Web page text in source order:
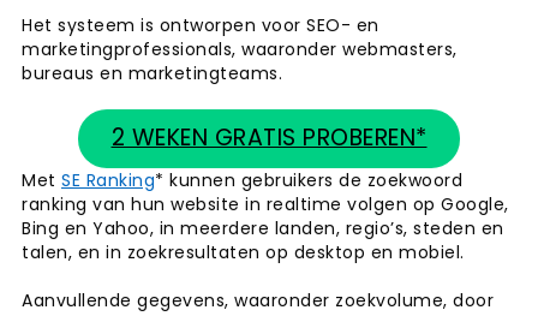
Het systeem is ontworpen voor SEO- en
marketingprofessionals, waaronder webmasters,
bureaus en marketingteams.
2 WEKEN GRATIS PROBEREN*
Met SE Ranking* kunnen gebruikers de zoekwoord
ranking van hun website in realtime volgen op Google,
Bing en Yahoo, in meerdere landen, regio’s, steden en
talen, en in zoekresultaten op desktop en mobiel.
Aanvullende gegevens, waaronder zoekvolume, door